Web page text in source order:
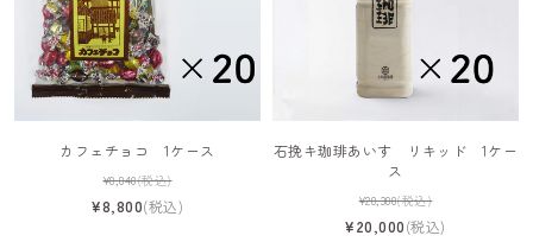
カフェチョコ 1ケース
¥8,840(税込)
¥8,800(税込)
石挽キ珈琲あいす リキッド 1ケー
ス
¥20,300(税込)
¥20,000(税込)